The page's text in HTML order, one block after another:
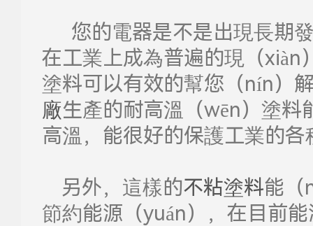
您的電器是不是出現長期
在工業上成為普遍的現（xiàn
塗料可以有效的幫您（nín）
廠生產的耐高溫（wēn）塗料
高溫，能很好的保護工業的各
另外，這樣的不粘塗料能（
節約能源（yuán），在目前